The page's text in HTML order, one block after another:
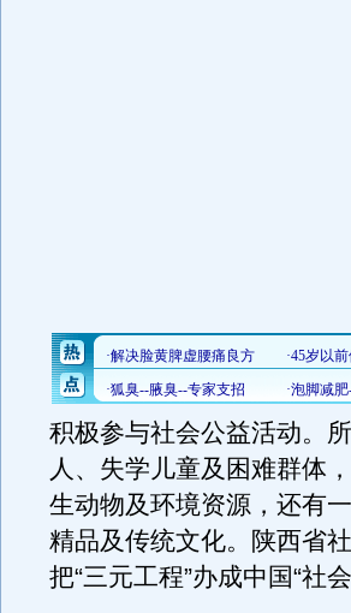
积极参与社会公益活动。
人、失学儿童及困难群体
生动物及环境资源，还有
精品及传统文化。陕西省
把“三元工程”办成中国“社